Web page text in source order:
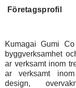
Företagsprofil
Kumagai Gumi
byggverksamhet
ar verksamt inom
ar verksamt inom
design,